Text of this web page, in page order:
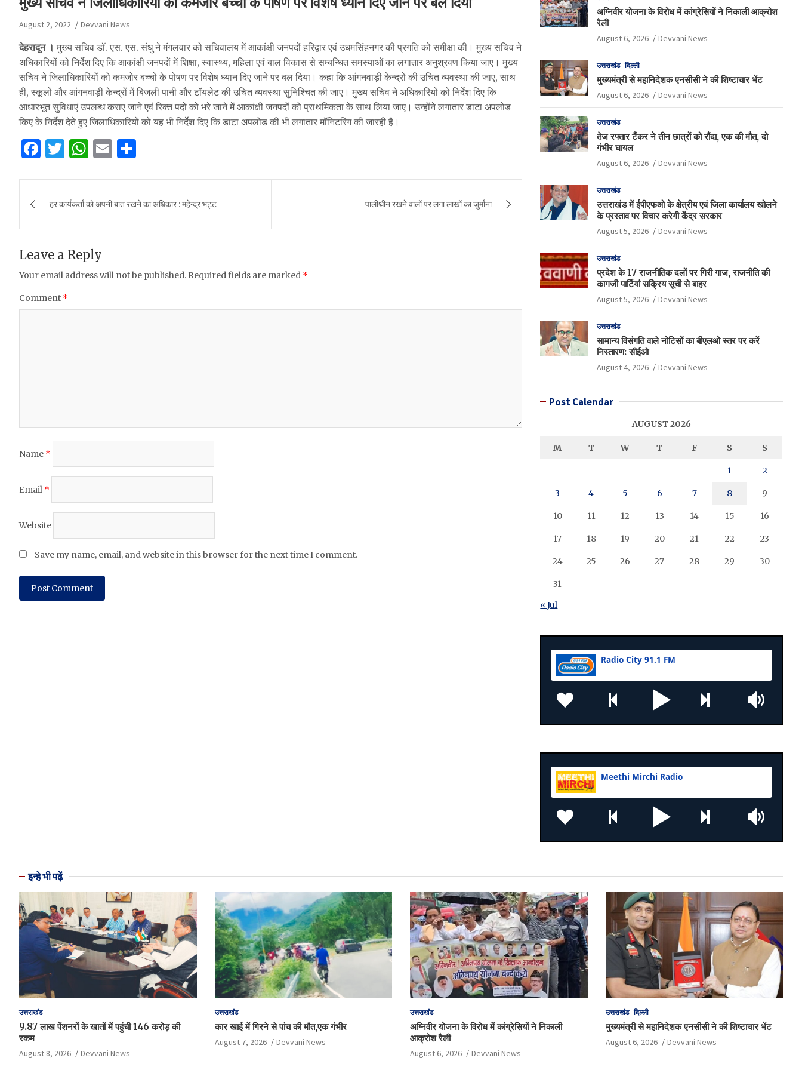
August 2, 2022 Devvani News
देहरादून । मुख्य सचिव डॉ. एस. एस. संधु ने मंगलवार को सचिवालय में आकांक्षी जनपदों हरिद्वार एवं उधमसिंहनगर की प्रगति को समीक्षा की। मुख्य सचिव ने
अधिकारियों को निर्देश दिए कि आकांक्षी जनपदों में शिक्षा, स्वास्थ्य, महिला एवं बाल विकास से सम्बन्धित समस्याओं का लगातार अनुश्रवण किया जाए। मुख्य
सचिव ने जिलाधिकारियों को कमजोर बच्चों के पोषण पर विशेष ध्यान दिए जाने पर बल दिया। कहा कि आंगनवाड़ी केन्द्रों की उचित व्यवस्था की जाए, साथ
ही, स्कूलों और आंगनवाड़ी केन्द्रों में बिजली पानी और टॉयलेट की उचित व्यवस्था सुनिश्चित की जाए। मुख्य सचिव ने अधिकारियों को निर्देश दिए कि
आधारभूत सुविधाएं उपलब्ध कराए जाने एवं रिक्त पदों को भरे जाने में आकांक्षी जनपदों को प्राथमिकता के साथ लिया जाए। उन्होंने लगातार डाटा अपलोड
किए के निर्देश देते हुए जिलाधिकारियों को यह भी निर्देश दिए कि डाटा अपलोड की भी लगातार मॉनिटरिंग की जारही है।
F
c
e
b
o
k
T
it
te
r
W
at
s
A
p
p
E
ai
l
ar
e
navigation
हर कार्यकर्ता को अपनी बात रखने का अधिकार : महेन्द्र भट्ट पालीथीन रखने वालों पर लगा लाखों का जुर्माना
Leave a Reply
Your email address will not be published. Required fields are marked *
Comment *
Name *
Email *
Website
Save my name, email, and website in this browser for the next time I comment.
अग्निवीर योजना के विरोध में कांग्रेसियों ने निकाली आक्रोश
रैली
August 6, 2026 Devvani News
उत्तराखंड दिल्ली
मुख्यमंत्री से महानिदेशक एनसीसी ने की शिष्टाचार भेंट
August 6, 2026 Devvani News
उत्तराखंड
तेज रफ्तार टैंकर ने तीन छात्रों को रौंदा, एक की मौत, दो
गंभीर घायल
August 6, 2026 Devvani News
उत्तराखंड
उत्तराखंड में ईपीएफओ के क्षेत्रीय एवं जिला कार्यालय खोलने
के प्रस्ताव पर विचार करेगी केंद्र सरकार
August 5, 2026 Devvani News
उत्तराखंड
प्रदेश के 17 राजनीतिक दलों पर गिरी गाज, राजनीति की
कागजी पार्टियां सक्रिय सूची से बाहर
August 5, 2026 Devvani News
उत्तराखंड
सामान्य विसंगति वाले नोटिसों का बीएलओ स्तर पर करें
निस्तारण: सीईओ
August 4, 2026 Devvani News
Post Calendar
AUGUST 2026
M T W T F S S
1 2
3 4 5 6 7 8 9
10 11 12 13 14 15 16
17 18 19 20 21 22 23
24 25 26 27 28 29 30
31
« Jul
इन्हे भी पढ़ें
उत्तराखंड
9.87 लाख पेंशनरों के खातों में पहुंची 146 करोड़ की
रकम
August 8, 2026 Devvani News
उत्तराखंड
कार खाई में गिरने से पांच की मौत,एक गंभीर
August 7, 2026 Devvani News
उत्तराखंड
अग्निवीर योजना के विरोध में कांग्रेसियों ने निकाली
आक्रोश रैली
August 6, 2026 Devvani News
उत्तराखंड दिल्ली
मुख्यमंत्री से महानिदेशक एनसीसी ने की शिष्टाचार भेंट
August 6, 2026 Devvani News